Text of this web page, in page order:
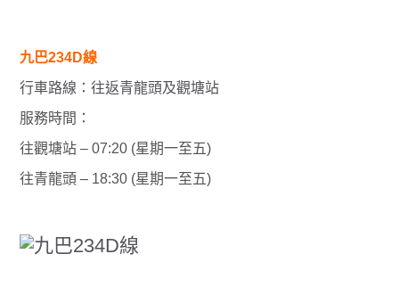
九巴234D線
行車路線：往返青龍頭及觀塘站
服務時間：
往觀塘站 – 07:20 (星期一至五)
往青龍頭 – 18:30 (星期一至五)